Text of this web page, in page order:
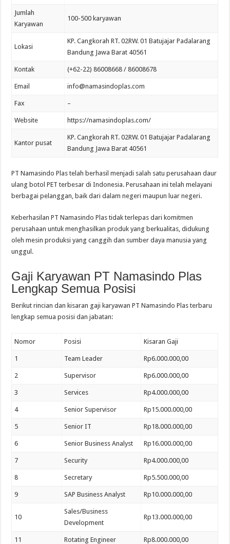
Jumlah
Karyawan
100-500 karyawan
Lokasi
KP. Cangkorah RT. 02RW. 01 Batujajar Padalarang
Bandung Jawa Barat 40561
Kontak (+62-22) 86008668 / 86008678
Email info@namasindoplas.com
Fax –
Website https://namasindoplas.com/
Kantor pusat
KP. Cangkorah RT. 02RW. 01 Batujajar Padalarang
Bandung Jawa Barat 40561
PT Namasindo Plas telah berhasil menjadi salah satu perusahaan daur
ulang botol PET terbesar di Indonesia. Perusahaan ini telah melayani
berbagai pelanggan, baik dari dalam negeri maupun luar negeri.
Keberhasilan PT Namasindo Plas tidak terlepas dari komitmen
perusahaan untuk menghasilkan produk yang berkualitas, didukung
oleh mesin produksi yang canggih dan sumber daya manusia yang
unggul.
Gaji Karyawan PT Namasindo Plas
Lengkap Semua Posisi
Berikut rincian dan kisaran gaji karyawan PT Namasindo Plas terbaru
lengkap semua posisi dan jabatan:
Nomor Posisi Kisaran Gaji
1 Team Leader Rp6.000.000,00
2 Supervisor Rp6.000.000,00
3 Services Rp4.000.000,00
4 Senior Supervisor Rp15.000.000,00
5 Senior IT Rp18.000.000,00
6 Senior Business Analyst Rp16.000.000,00
7 Security Rp4.000.000,00
8 Secretary Rp5.500.000,00
9 SAP Business Analyst Rp10.000.000,00
10
Sales/Business
Development
Rp13.000.000,00
11 Rotating Engineer Rp8.000.000,00